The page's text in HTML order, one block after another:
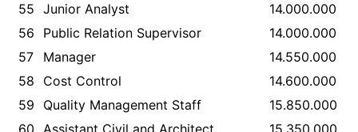
55 Junior Analyst
14.000.000
56
Public Relation Supervisor
14.000.000
57
Manager
14.550.000
58
Cost Control
14.600.000
59
Quality Management Staff
15.850.000